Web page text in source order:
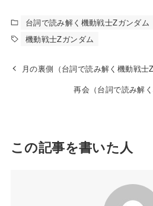
台詞で読み解く機動戦士Zガンダム
機動戦士Zガンダム
月の裏側（台詞で読み解く機動戦士
再会（台詞で読み解
この記事を書いた人